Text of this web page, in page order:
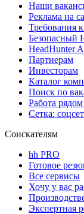
Наши
Реклама на
Требования
Безопасный
HeadHunter
Партнерам
Инвесторам
Каталог
Поиск по
Работа
Сетка:
Соискателям
hh PRO
Готовое
Все сервисы
Хочу у вас
Экспертная